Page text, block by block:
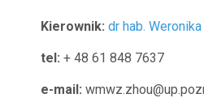
Kierownik: dr hab.
tel: + 48 61 848 7637
e-mail: